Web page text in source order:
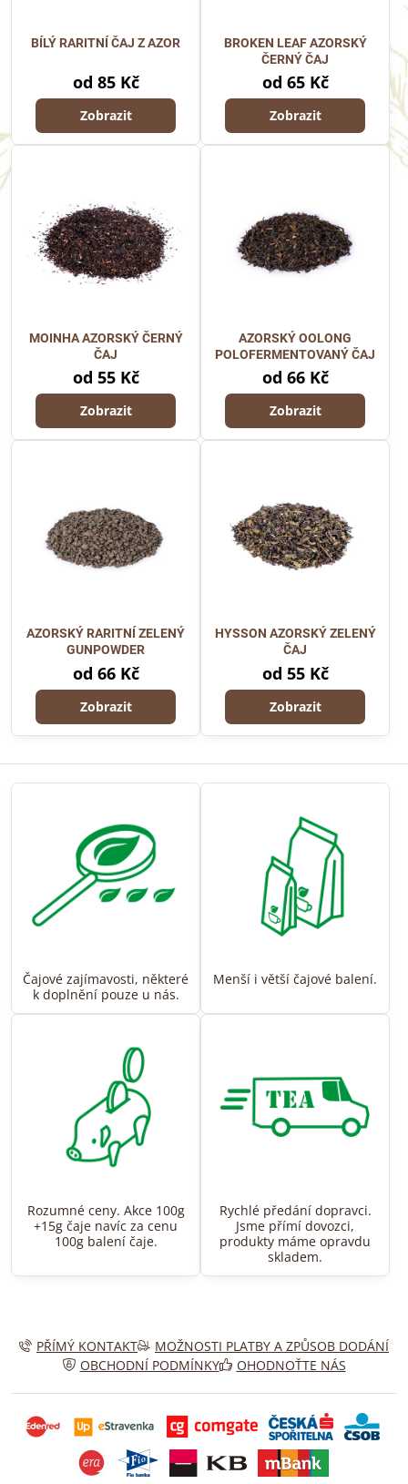
BÍLÝ RARITNÍ ČAJ Z AZOR
od 85 Kč
Zobrazit
BROKEN LEAF AZORSKÝ
ČERNÝ ČAJ
od 65 Kč
Zobrazit
MOINHA AZORSKÝ ČERNÝ
ČAJ
od 55 Kč
Zobrazit
AZORSKÝ OOLONG
POLOFERMENTOVANÝ ČAJ
od 66 Kč
Zobrazit
AZORSKÝ RARITNÍ ZELENÝ
GUNPOWDER
od 66 Kč
Zobrazit
HYSSON AZORSKÝ ZELENÝ
ČAJ
od 55 Kč
Zobrazit
Čajové zajímavosti, některé
k doplnění pouze u nás.
Menší i větší čajové balení.
Rozumné ceny. Akce 100g
+15g čaje navíc za cenu
100g balení čaje.
Rychlé předání dopravci.
Jsme přímí dovozci,
produkty máme opravdu
skladem.
PŘÍMÝ KONTAKT
MOŽNOSTI PLATBY A ZPŮSOB DODÁNÍ
OBCHODNÍ PODMÍNKY
OHODNOŤTE NÁS